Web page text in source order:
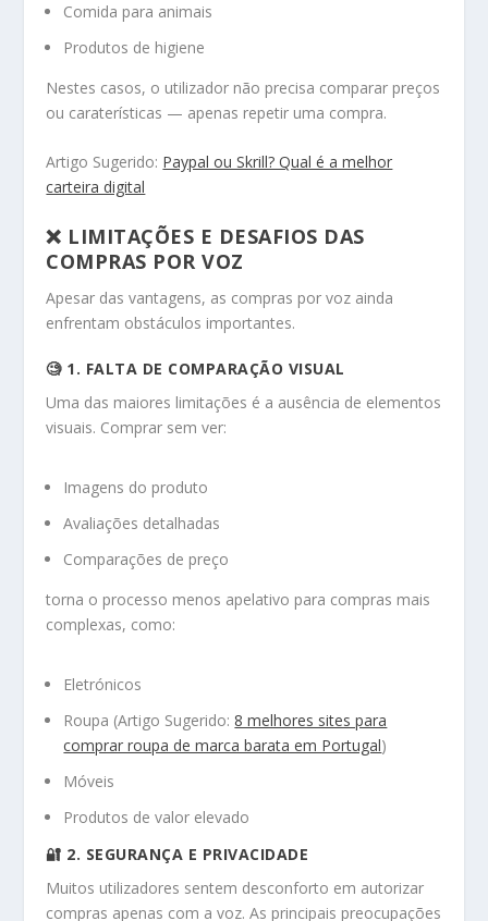
Comida para animais
Produtos de higiene
Nestes casos, o utilizador não precisa comparar preços
ou caraterísticas — apenas repetir uma compra.
Artigo Sugerido: Paypal ou Skrill? Qual é a melhor
carteira digital
❌ LIMITAÇÕES E DESAFIOS DAS
COMPRAS POR VOZ
Apesar das vantagens, as compras por voz ainda
enfrentam obstáculos importantes.
🧐 1. FALTA DE COMPARAÇÃO VISUAL
Uma das maiores limitações é a ausência de elementos
visuais. Comprar sem ver:
Imagens do produto
Avaliações detalhadas
Comparações de preço
torna o processo menos apelativo para compras mais
complexas, como:
Eletrónicos
Roupa (Artigo Sugerido:8 melhores sites para
comprar roupa de marca barata em Portugal)
Móveis
Produtos de valor elevado
🔐 2. SEGURANÇA E PRIVACIDADE
Muitos utilizadores sentem desconforto em autorizar
compras apenas com a voz. As principais preocupações